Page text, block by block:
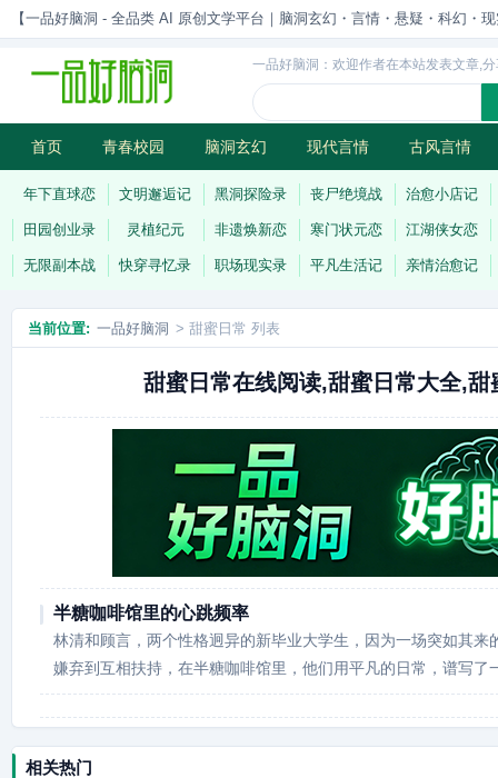
【一品好脑洞 - 全品类 AI 原创文学平台｜脑洞玄幻・言情・悬疑・科幻・
一品好脑洞：欢迎作者在本站发表文章,
首页 青春校园 脑洞玄幻 现代言情 古风言情
历史权谋 武侠江湖 灵异志怪 连载
年下直球恋 文明邂逅记 黑洞探险录 丧尸绝境战 治愈小店记
田园创业录 灵植纪元 非遗焕新恋 寒门状元恋 江湖侠女恋
无限副本战 快穿寻忆录 职场现实录 平凡生活记 亲情治愈记
当前位置: 一品好脑洞 > 甜蜜日常 列表
甜蜜日常在线阅读,甜蜜日常大全,甜
半糖咖啡馆里的心跳频率
林清和顾言，两个性格迥异的新毕业大学生，因为一场突如其来
嫌弃到互相扶持，在半糖咖啡馆里，他们用平凡的日常，谱写了
相关热门